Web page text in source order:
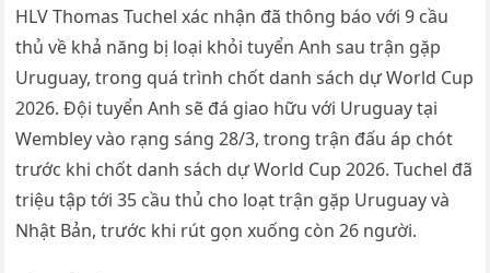
HLV Thomas Tuchel xác nhận đã thông báo với 9 cầu
thủ về khả năng bị loại khỏi tuyển Anh sau trận gặp
Uruguay, trong quá trình chốt danh sách dự World Cup
2026. Đội tuyển Anh sẽ đá giao hữu với Uruguay tại
Wembley vào rạng sáng 28/3, trong trận đấu áp chót
trước khi chốt danh sách dự World Cup 2026. Tuchel đã
triệu tập tới 35 cầu thủ cho loạt trận gặp Uruguay và
Nhật Bản, trước khi rút gọn xuống còn 26 người.